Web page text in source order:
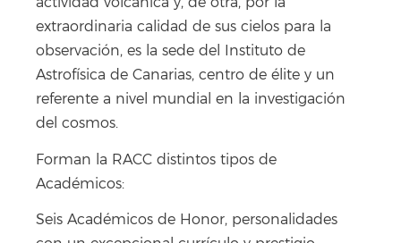
extraordinaria calidad de sus cielos para la
observación, es la sede del Instituto de
Astrofísica de Canarias, centro de élite y un
referente a nivel mundial en la investigación
del cosmos.
Forman la RACC distintos tipos de
Académicos:
Seis Académicos de Honor, personalidades